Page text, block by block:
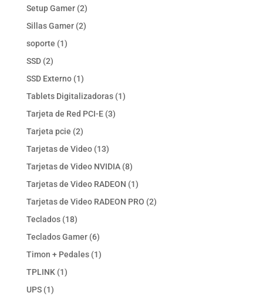
Setup Gamer 22
productos
Sillas Gamer 22
soporte 11
SSD 22
productos
SSD Externo 11
producto
Tablets Digitalizadoras 11
Tarjeta de Red PCI-E 33
Tarjeta pcie 22
productos
Tarjetas de Video 1313
productos
Tarjetas de Video NVIDIA 88
productos
Tarjetas de Video RADEON 11
producto
Tarjetas de Video RADEON PRO 22
Teclados 1818
productos
Teclados Gamer 66
productos
Timon + Pedales 11
TPLINK 11
UPS 11